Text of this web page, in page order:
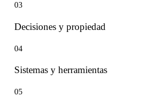
03
Decisiones y propiedad
04
Sistemas y herramientas
05